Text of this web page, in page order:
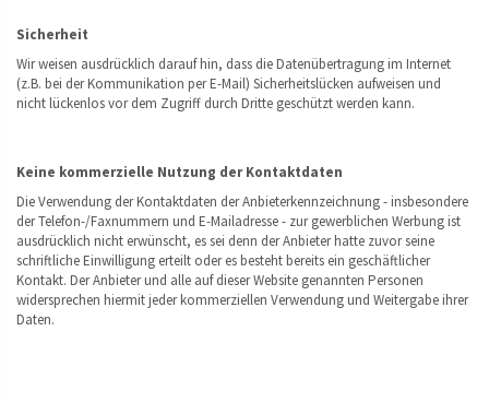
Sicherheit
Wir weisen ausdrücklich darauf hin, dass die Datenübertragung im Internet
(z.B. bei der Kommunikation per E-Mail) Sicherheitslücken aufweisen und
nicht lückenlos vor dem Zugriff durch Dritte geschützt werden kann.
Keine kommerzielle Nutzung der Kontaktdaten
Die Verwendung der Kontaktdaten der Anbieterkennzeichnung - insbesondere
der Telefon-/Faxnummern und E-Mailadresse - zur gewerblichen Werbung ist
ausdrücklich nicht erwünscht, es sei denn der Anbieter hatte zuvor seine
schriftliche Einwilligung erteilt oder es besteht bereits ein geschäftlicher
Kontakt. Der Anbieter und alle auf dieser Website genannten Personen
widersprechen hiermit jeder kommerziellen Verwendung und Weitergabe ihrer
Daten.